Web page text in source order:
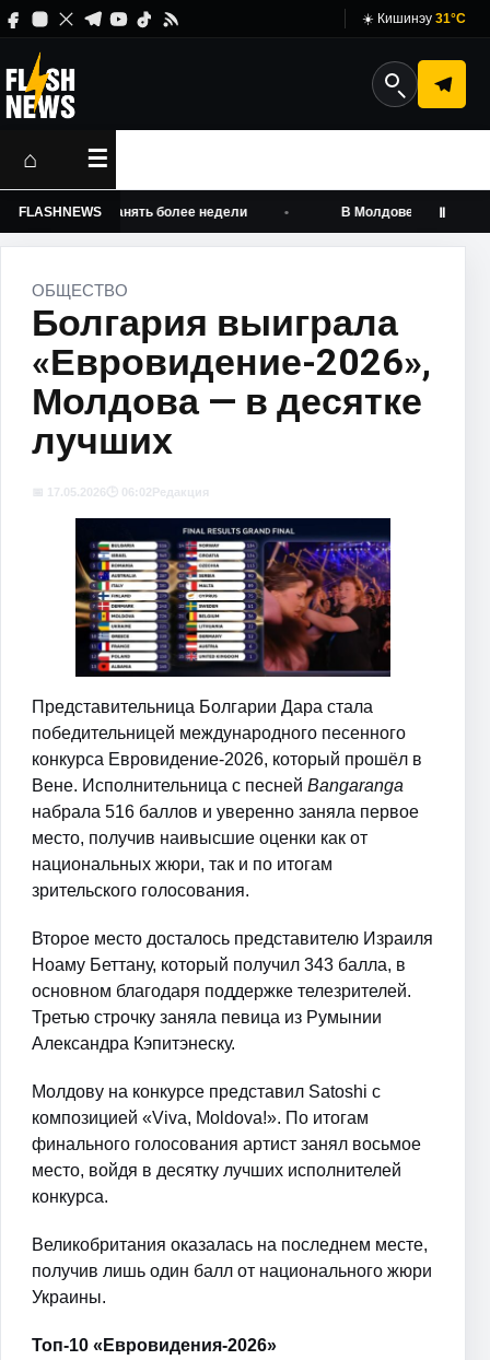
☀️ Кишинэу 31°C
⌂ ☰
FLASHNEWS
может занять более недели В Молдове могут вырасти
Ⅱ
ОБЩЕСТВО
Болгария выиграла
«Евровидение-2026»,
Молдова — в десятке
лучших
📅 17.05.2026🕒 06:02Редакция
Представительница Болгарии Дара стала
победительницей международного песенного
конкурса Евровидение-2026, который прошёл в
Вене. Исполнительница с песней Bangaranga
набрала 516 баллов и уверенно заняла первое
место, получив наивысшие оценки как от
национальных жюри, так и по итогам
зрительского голосования.
Второе место досталось представителю Израиля
Ноаму Беттану, который получил 343 балла, в
основном благодаря поддержке телезрителей.
Третью строчку заняла певица из Румынии
Александра Кэпитэнеску.
Молдову на конкурсе представил Satoshi с
композицией «Viva, Moldova!». По итогам
финального голосования артист занял восьмое
место, войдя в десятку лучших исполнителей
конкурса.
Великобритания оказалась на последнем месте,
получив лишь один балл от национального жюри
Украины.
Топ-10 «Евровидения-2026»